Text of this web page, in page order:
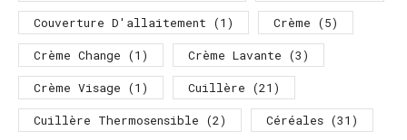
Couverture D'allaitement (1) Crème (5)
Crème Change (1) Crème Lavante (3)
Crème Visage (1) Cuillère (21)
Cuillère Thermosensible (2) Céréales (31)